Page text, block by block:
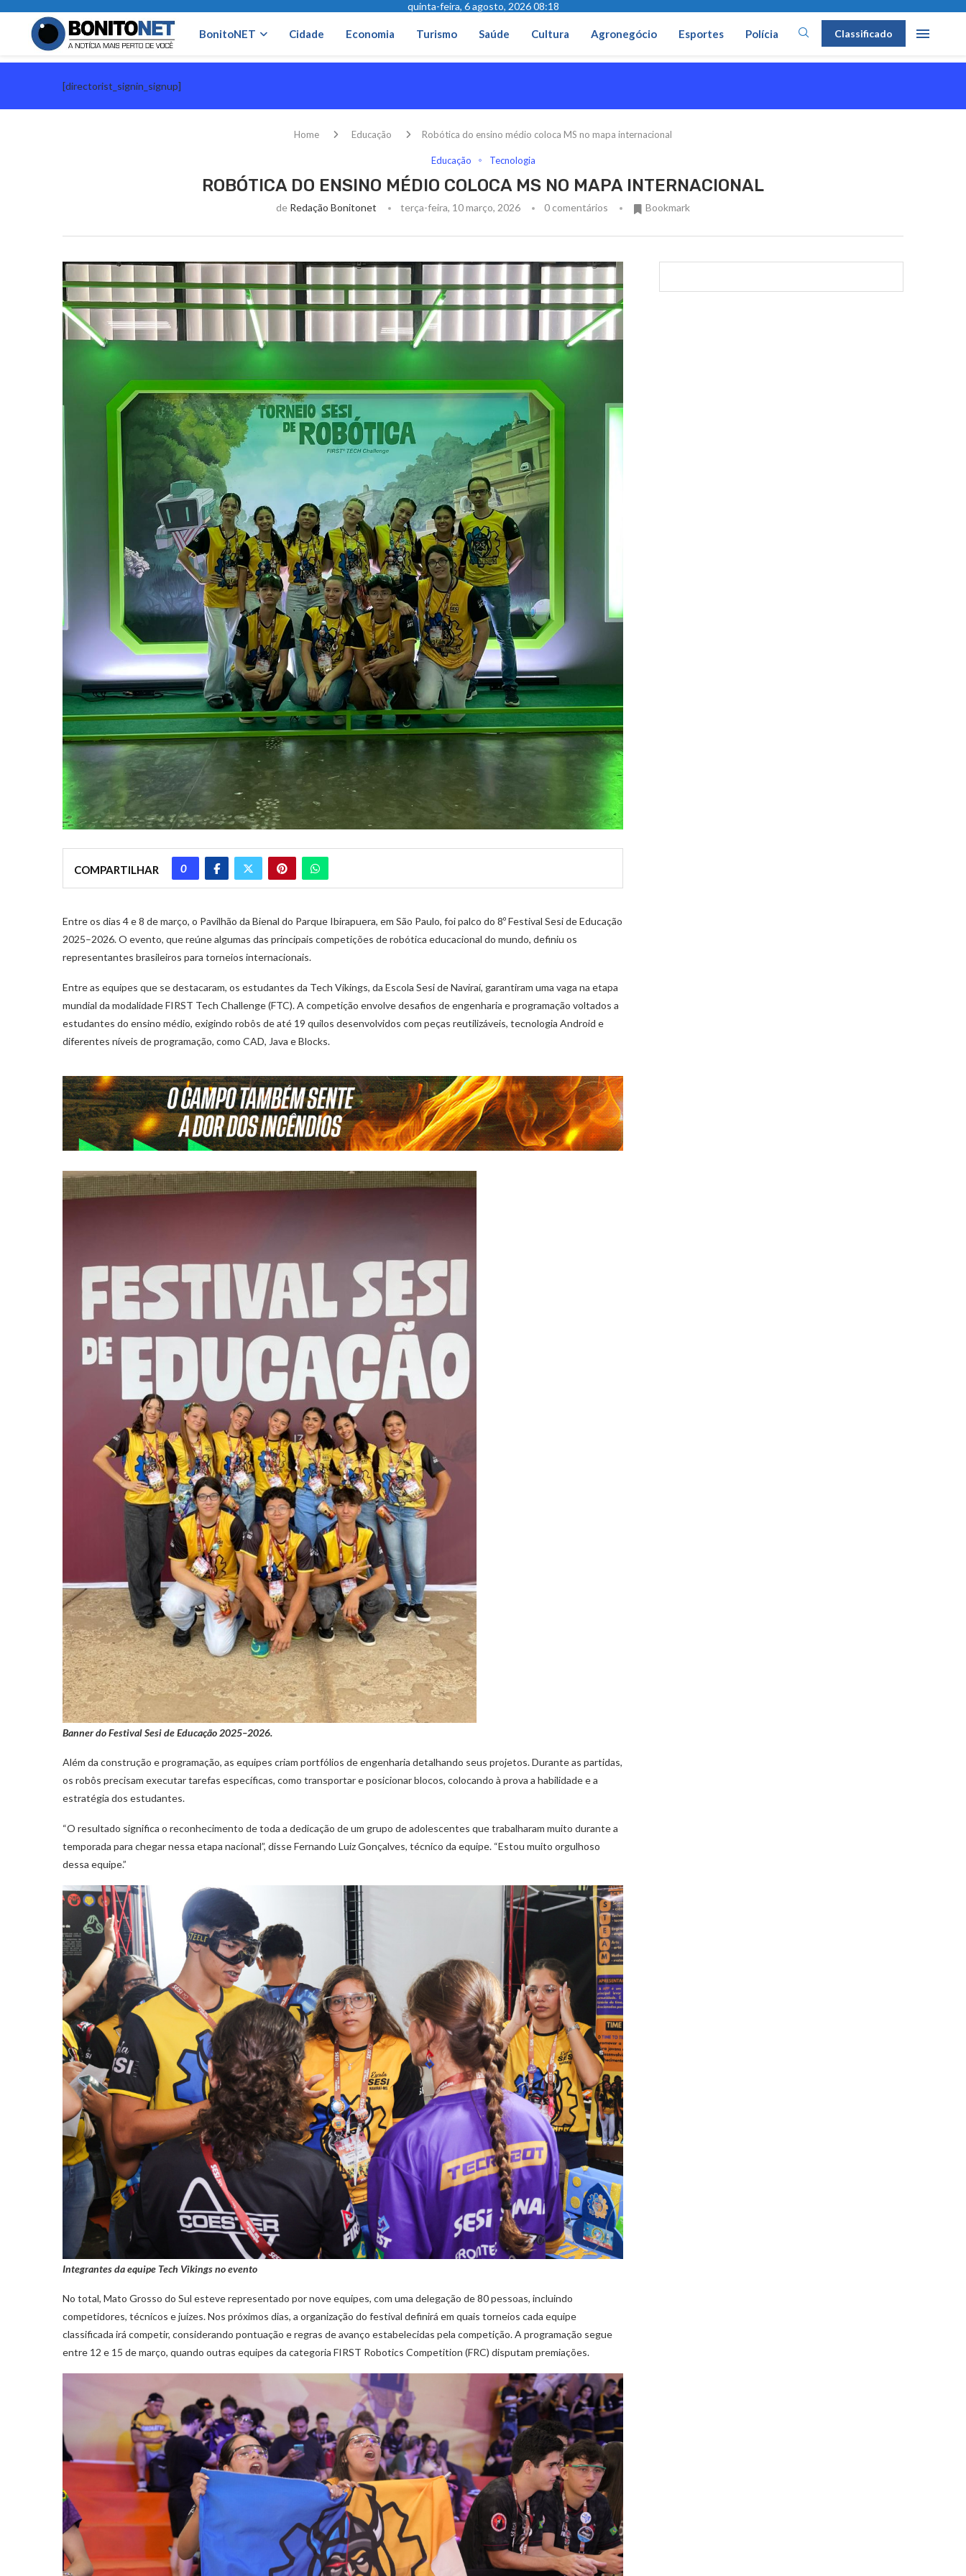
quinta-feira, 6 agosto, 2026 08:18
BonitoNET Cidade Economia Turismo Saúde Cultura Agronegócio Esportes Polícia Classificado
[directorist_signin_signup]
Home Educação Robótica do ensino médio coloca MS no mapa internacional
Educação Tecnologia
ROBÓTICA DO ENSINO MÉDIO COLOCA MS NO MAPA INTERNACIONAL
de Redação Bonitonet terça-feira, 10 março, 2026 0 comentários Bookmark
COMPARTILHAR 0
Entre os dias 4 e 8 de março, o Pavilhão da Bienal do Parque Ibirapuera, em São Paulo, foi palco do 8º Festival Sesi de Educação
2025–2026. O evento, que reúne algumas das principais competições de robótica educacional do mundo, definiu os
representantes brasileiros para torneios internacionais.
Entre as equipes que se destacaram, os estudantes da Tech Vikings, da Escola Sesi de Naviraí, garantiram uma vaga na etapa
mundial da modalidade FIRST Tech Challenge (FTC). A competição envolve desafios de engenharia e programação voltados a
estudantes do ensino médio, exigindo robôs de até 19 quilos desenvolvidos com peças reutilizáveis, tecnologia Android e
diferentes níveis de programação, como CAD, Java e Blocks.
Banner do Festival Sesi de Educação 2025–2026.
Além da construção e programação, as equipes criam portfólios de engenharia detalhando seus projetos. Durante as partidas,
os robôs precisam executar tarefas específicas, como transportar e posicionar blocos, colocando à prova a habilidade e a
estratégia dos estudantes.
“O resultado significa o reconhecimento de toda a dedicação de um grupo de adolescentes que trabalharam muito durante a
temporada para chegar nessa etapa nacional”, disse Fernando Luiz Gonçalves, técnico da equipe. “Estou muito orgulhoso
dessa equipe.”
Integrantes da equipe Tech Vikings no evento
No total, Mato Grosso do Sul esteve representado por nove equipes, com uma delegação de 80 pessoas, incluindo
competidores, técnicos e juízes. Nos próximos dias, a organização do festival definirá em quais torneios cada equipe
classificada irá competir, considerando pontuação e regras de avanço estabelecidas pela competição. A programação segue
entre 12 e 15 de março, quando outras equipes da categoria FIRST Robotics Competition (FRC) disputam premiações.